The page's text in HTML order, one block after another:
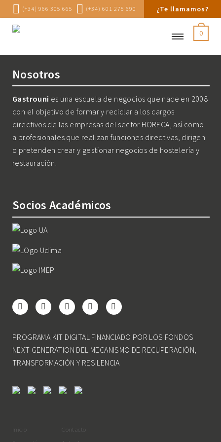
(+34) 966 305 665 (+34) 601 275 690 ¿Te llamamos?
0
Nosotros
Gastrouni es una escuela de negocios que nace en 2008
con el objetivo de formar y reciclar a los cargos
directivos de las empresas del sector HORECA, así como
a profesionales que realizan funciones directivas, dirigen
o pretenden crear y gestionar negocios de hostelería y
restauración.
Socios Académicos
PROGRAMA KIT DIGITAL FINANCIADO POR LOS FONDOS
NEXT GENERATION DEL MECANISMO DE RECUPERACIÓN,
TRANSFORMACIÓN Y RESILENCIA
Inicio
Contacto